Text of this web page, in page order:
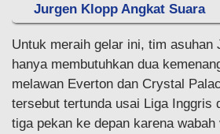
Jurgen Klopp Angkat Suara
Untuk meraih gelar ini, tim asuhan
hanya membutuhkan dua
melawan Everton dan Crystal
tersebut tertunda usai Liga Inggris
tiga pekan ke depan karena